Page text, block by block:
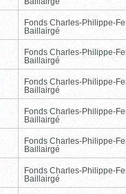
Fonds Charles-Philippe-
Baillairgé
Fonds Charles-Philippe-
Baillairgé
Fonds Charles-Philippe-
Baillairgé
Fonds Charles-Philippe-
Baillairgé
Fonds Charles-Philippe-
Baillairgé
Fonds Charles-Philippe-
Baillairgé